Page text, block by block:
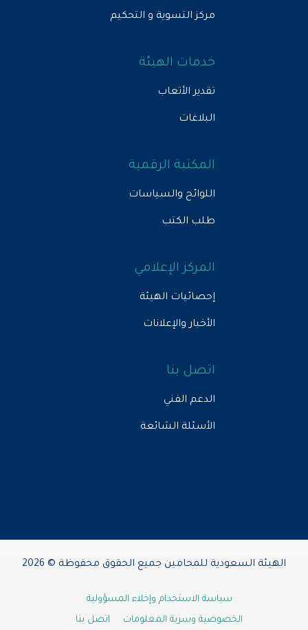
مركز التسوية و التحكيم
خدمات الهيئة
تقدير الأتعاب
البلاغات
المكتبة الرقمية
اللوائح والسياسات
طلب الكتب
المركز الإعلامي
إحصائيات الهيئة
الأخبار والإعلانات
اتصل بنا
الدعم الفني
الأسئلة الشائعة
الهيئة السعودية للمحامين جميع الحقوق محفوظة © 2026
سياسة الاستخدام وإخلاء المسؤولية
الخصوصية وسرية المعلومات
اتصل بنا